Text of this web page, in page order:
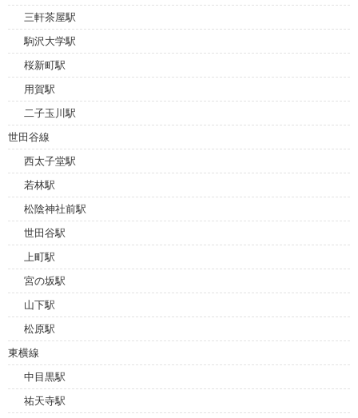
三軒茶屋駅
駒沢大学駅
桜新町駅
用賀駅
二子玉川駅
世田谷線
西太子堂駅
若林駅
松陰神社前駅
世田谷駅
上町駅
宮の坂駅
山下駅
松原駅
東横線
中目黒駅
祐天寺駅